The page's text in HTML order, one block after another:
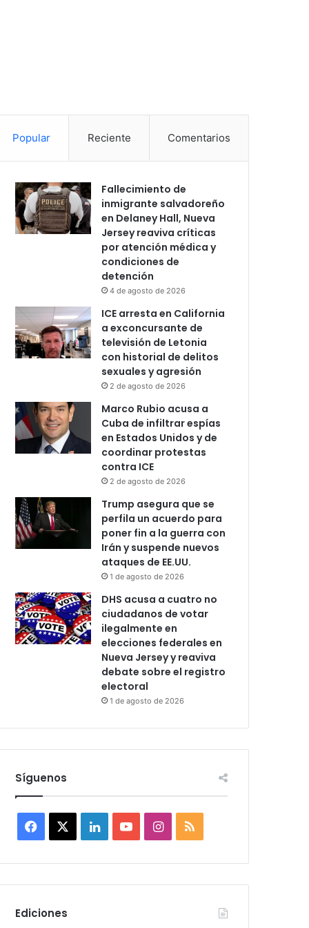
Popular Reciente Comentarios
Fallecimiento de
inmigrante salvadoreño
en Delaney Hall, Nueva
Jersey reaviva críticas
por atención médica y
condiciones de
detención
4 de agosto de 2026
ICE arresta en California
a exconcursante de
televisión de Letonia
con historial de delitos
sexuales y agresión
2 de agosto de 2026
Marco Rubio acusa a
Cuba de infiltrar espías
en Estados Unidos y de
coordinar protestas
contra ICE
2 de agosto de 2026
Trump asegura que se
perfila un acuerdo para
poner fin a la guerra con
Irán y suspende nuevos
ataques de EE.UU.
1 de agosto de 2026
DHS acusa a cuatro no
ciudadanos de votar
ilegalmente en
elecciones federales en
Nueva Jersey y reaviva
debate sobre el registro
electoral
1 de agosto de 2026
Síguenos
c
e
L
n
u
I
s
S
Ediciones